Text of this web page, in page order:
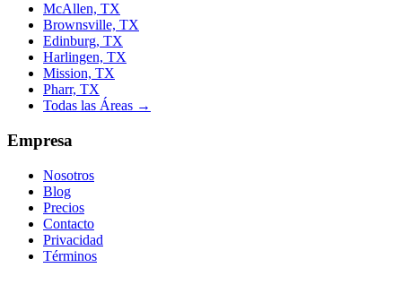
McAllen, TX
Brownsville, TX
Edinburg, TX
Harlingen, TX
Mission, TX
Pharr, TX
Todas las Áreas →
Empresa
Nosotros
Blog
Precios
Contacto
Privacidad
Términos